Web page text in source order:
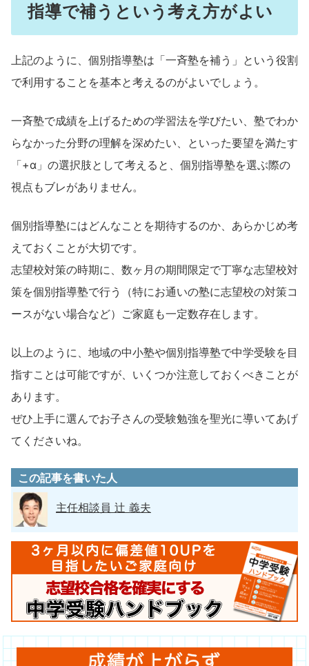
指導で補うという考え方がよい
上記のように、個別指導塾は「一斉塾を補う」という役割
で利用することを基本と考えるのがよいでしょう。
一斉塾で成績を上げるための学習法を学びたい、塾でわか
らなかった分野の理解を深めたい、といった要望を満たす
「+α」の選択肢として考えると、個別指導塾を選ぶ際の
視点もブレがありません。
個別指導塾にはどんなことを期待するのか、あらかじめ考
えておくことが大切です。
志望校対策の時期に、数ヶ月の期間限定で丁寧な志望校対
策を個別指導塾で行う（特にお通いの塾に志望校の対策コ
ースがない場合など）ご家庭も一定数存在します。
以上のように、地域の中小塾や個別指導塾で中学受験を目
指すことは可能ですが、いくつか注意しておくべきことが
あります。
ぜひ上手に選んでお子さんの受験勉強を聖光に導いてあげ
てくださいね。
この記事を書いた人
主任相談員 辻 義夫